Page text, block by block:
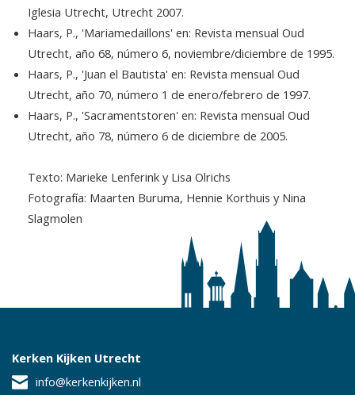
Iglesia Utrecht, Utrecht 2007.
Haars, P., 'Mariamedaillons' en: Revista mensual Oud
Utrecht, año 68, número 6, noviembre/diciembre de 1995.
Haars, P., 'Juan el Bautista' en: Revista mensual Oud
Utrecht, año 70, número 1 de enero/febrero de 1997.
Haars, P., 'Sacramentstoren' en: Revista mensual Oud
Utrecht, año 78, número 6 de diciembre de 2005.
Texto: Marieke Lenferink y Lisa Olrichs
Fotografía: Maarten Buruma, Hennie Korthuis y Nina
Slagmolen
Kerken Kijken Utrecht
info@kerkenkijken.nl